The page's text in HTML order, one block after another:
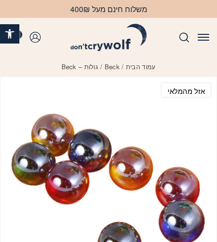
משלוח חינם מעל 400₪
עמוד הבית /
Beck / גולות – Beck
אזל מהמלאי